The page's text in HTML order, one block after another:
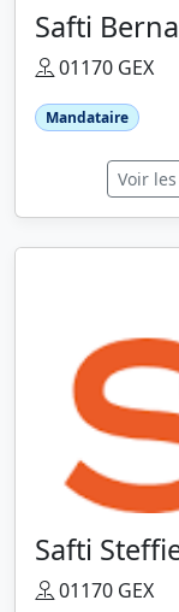
Safti
01170 GEX
Mandataire
Voir
Safti
01170 GEX